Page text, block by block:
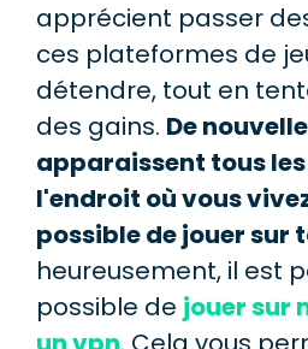
apprécient passer
ces plateformes de
détendre, tout en
des gains. De
apparaissent tous
l'endroit où vous
possible de jouer sur
heureusement, il est
possible de jouer sur